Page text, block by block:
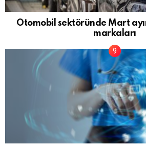
Otomobil sektöründe Mart
markaları